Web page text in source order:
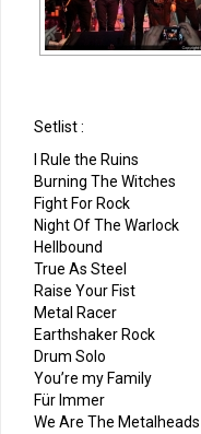
Setlist :
I Rule the Ruins
Burning The Witches
Fight For Rock
Night Of The Warlock
Hellbound
True As Steel
Raise Your Fist
Metal Racer
Earthshaker Rock
Drum Solo
You’re my Family
Für Immer
We Are The Metalheads